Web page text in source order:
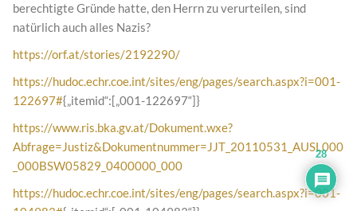
berechtigte Gründe hatte, den Herrn zu verurteilen, sind
natürlich auch alles Nazis?
https://orf.at/stories/2192290/
https://hudoc.echr.coe.int/sites/eng/pages/search.aspx?i=001-
122697#{„itemid“:[„001-122697“]}
https://www.ris.bka.gv.at/Dokument.wxe?
Abfrage=Justiz&Dokumentnummer=JJT_20110531_AUSL000
_000BSW05829_0400000_000
https://hudoc.echr.coe.int/sites/eng/pages/search.aspx?i=001-
28